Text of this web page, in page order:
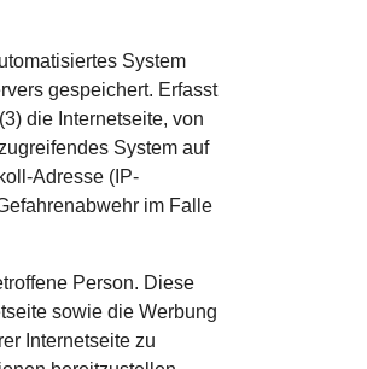
System
gespeichert. Erfasst
die Internetseite, von
System auf
Adresse (IP-
im Falle
Person. Diese
sowie die Werbung
Internetseite zu